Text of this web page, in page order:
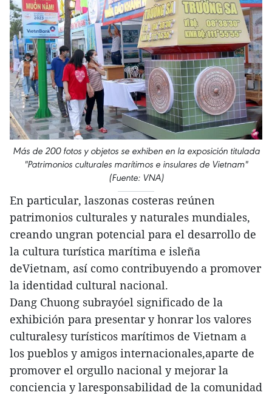
Más de 200 fotos y objetos se exhiben en la exposición titulada
"Patrimonios culturales marítimos e insulares de Vietnam"
(Fuente: VNA)
En particular, laszonas costeras reúnen
patrimonios culturales y naturales mundiales,
creando ungran potencial para el desarrollo de
la cultura turística marítima e isleña
deVietnam, así como contribuyendo a promover
la identidad cultural nacional.
Dang Chuong subrayóel significado de la
exhibición para presentar y honrar los valores
culturalesy turísticos marítimos de Vietnam a
los pueblos y amigos internacionales,aparte de
promover el orgullo nacional y mejorar la
conciencia y laresponsabilidad de la comunidad